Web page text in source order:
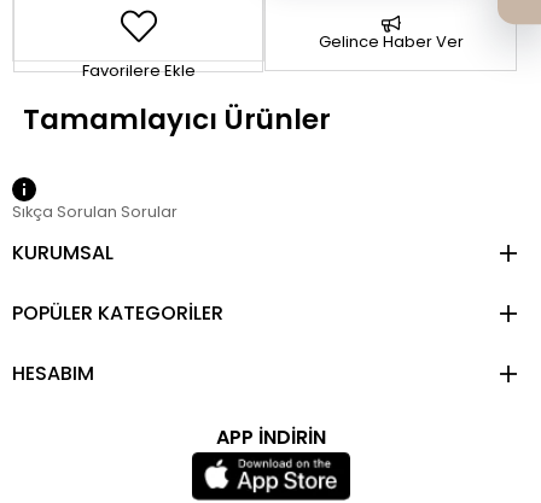
Favorilere Ekle
Gelince Haber Ver
Sıkça Sorulan Sorular
KURUMSAL
POPÜLER KATEGORİLER
HESABIM
APP İNDİRİN